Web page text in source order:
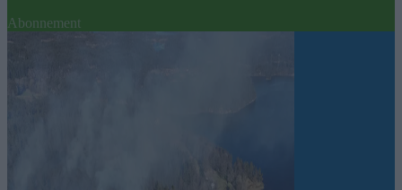
Abonnement